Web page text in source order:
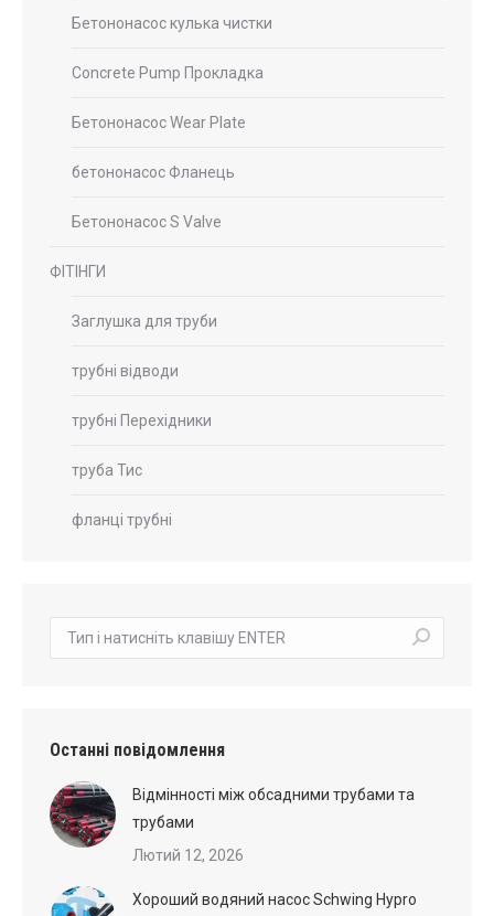
Бетононасос кулька чистки
Concrete Pump Прокладка
Бетононасос Wear Plate
бетононасос Фланець
Бетононасос S Valve
ФІТІНГИ
Заглушка для труби
трубні відводи
трубні Перехідники
труба Тис
фланці трубні
пошук:
Останні повідомлення
Відмінності між обсадними трубами та
трубами
Лютий 12, 2026
Хороший водяний насос Schwing Hypro